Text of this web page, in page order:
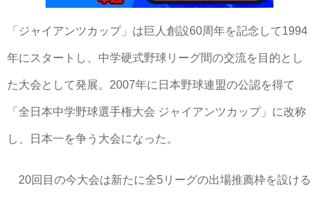
「ジャイアンツカップ」は巨人創設60周年を記念して1994
年にスタートし、中学硬式野球リーグ間の交流を目的とし
た大会として発展。2007年に日本野球連盟の公認を得て
「全日本中学野球選手権大会 ジャイアンツカップ」に改称
し、日本一を争う大会になった。
20回目の今大会は新たに全5リーグの出場推薦枠を設ける